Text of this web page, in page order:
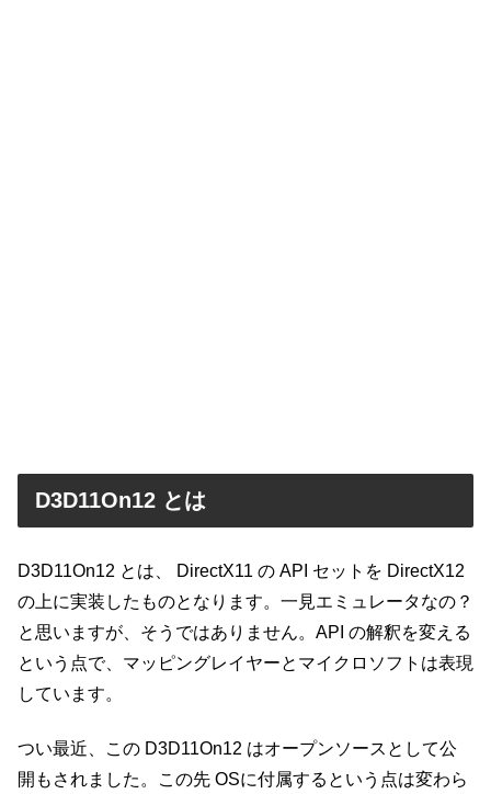
D3D11On12 とは
D3D11On12 とは、 DirectX11 の API セットを DirectX12
の上に実装したものとなります。一見エミュレータなの？
と思いますが、そうではありません。API の解釈を変える
という点で、マッピングレイヤーとマイクロソフトは表現
しています。
つい最近、この D3D11On12 はオープンソースとして公
開もされました。この先 OSに付属するという点は変わら